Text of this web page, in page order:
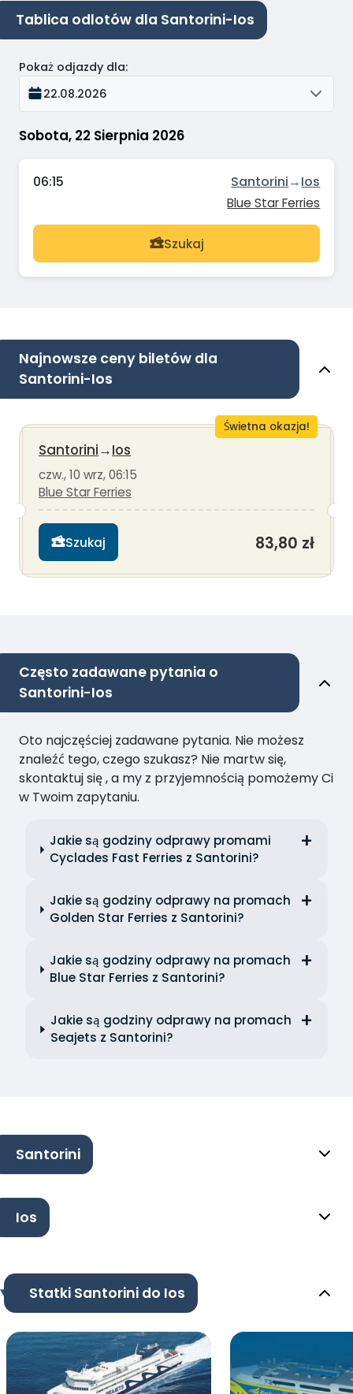
Tablica odlotów dla Santorini-Ios
Sobota, 22 Sierpnia 2026
Pokaż odjazdy dla:
22.08.2026
06:15 Santorini→Ios
Blue Star Ferries
Szukaj
Najnowsze ceny biletów dla
Santorini-Ios
Świetna okazja!
Santorini→Ios
czw., 10 wrz, 06:15
Blue Star Ferries
Szukaj 83,80 zł
Często zadawane pytania o
Santorini-Ios
Oto najczęściej zadawane pytania. Nie możesz
znaleźć tego, czego szukasz? Nie martw się,
skontaktuj się , a my z przyjemnością pomożemy Ci
w Twoim zapytaniu.
Jakie są godziny odprawy promami
Cyclades Fast Ferries z Santorini?
Jakie są godziny odprawy na promach
Golden Star Ferries z Santorini?
Jakie są godziny odprawy na promach
Blue Star Ferries z Santorini?
Jakie są godziny odprawy na promach
Seajets z Santorini?
Santorini
Ios
Statki Santorini do Ios